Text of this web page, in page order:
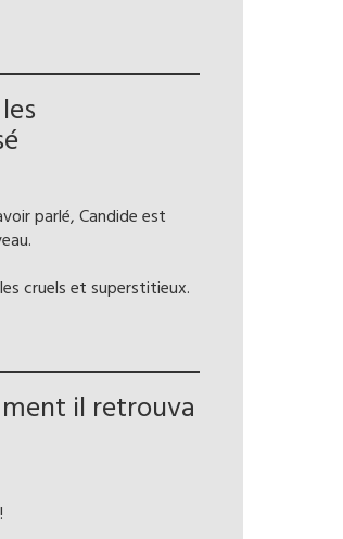
parlé, Candide est
cruels et superstitieux.
il retrouva